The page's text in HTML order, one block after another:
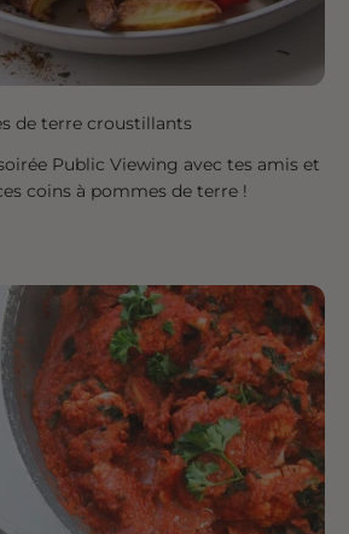
de terre croustillants
Public Viewing avec tes amis et
coins à pommes de terre !